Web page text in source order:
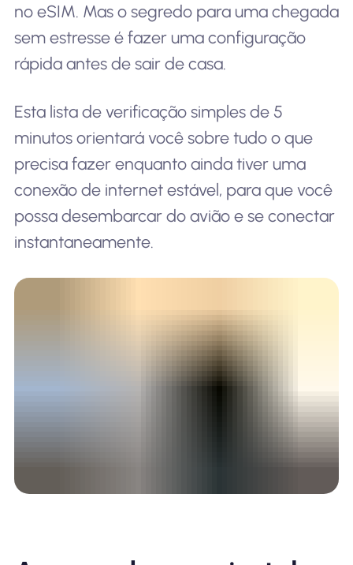
no eSIM. Mas o segredo para uma chegada
sem estresse é fazer uma configuração
rápida antes de sair de casa.
Esta lista de verificação simples de 5
minutos orientará você sobre tudo o que
precisa fazer enquanto ainda tiver uma
conexão de internet estável, para que você
possa desembarcar do avião e se conectar
instantaneamente.